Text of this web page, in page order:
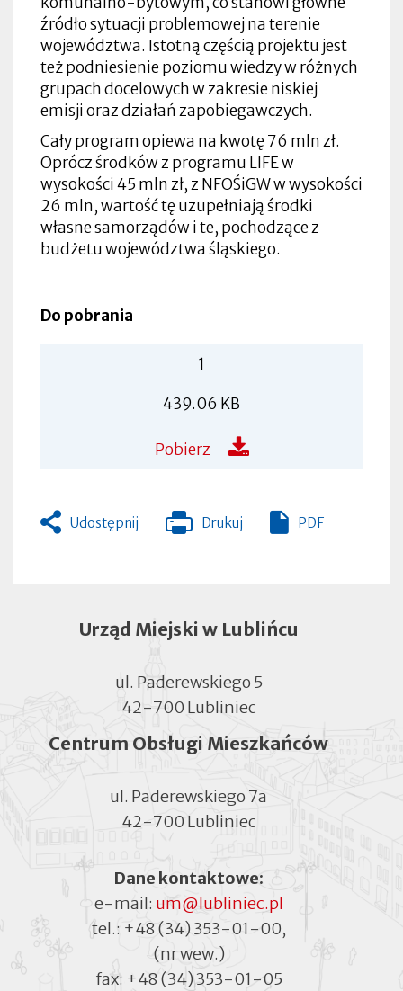
źródło sytuacji problemowej na terenie
województwa. Istotną częścią projektu jest
też podniesienie poziomu wiedzy w różnych
grupach docelowych w zakresie niskiej
emisji oraz działań zapobiegawczych.
Cały program opiewa na kwotę 76 mln zł.
Oprócz środków z programu LIFE w
wysokości 45 mln zł, z NFOŚiGW w wysokości
26 mln, wartość tę uzupełniają środki
własne samorządów i te, pochodzące z
budżetu województwa śląskiego.
Do pobrania
1
439.06 KB
Pobierz
Udostępnij Drukuj
Otworzy
PDF
Urząd Miejski w Lublińcu
ul. Paderewskiego 5
42-700 Lubliniec
Centrum Obsługi Mieszkańców
ul. Paderewskiego 7a
42-700 Lubliniec
Dane kontaktowe:
e-mail: um@lubliniec.pl
tel.: +48 (34) 353-01-00,
(nr wew.)
fax: +48 (34) 353-01-05